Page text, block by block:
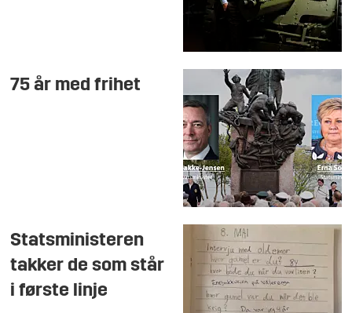
75 år med frihet
Statsministeren
takker de som står
i første linje